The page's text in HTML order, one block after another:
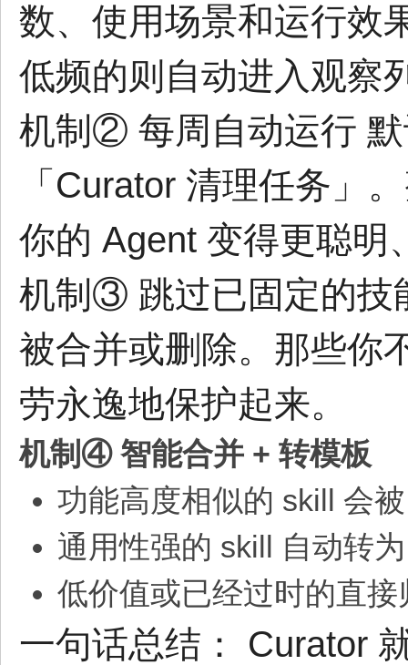
数、使用场景和运行效
低频的则自动进入观察
机制② 每周自动运行
「Curator 清理任务」
你的 Agent 变得更聪明
机制③ 跳过已固定的技
被合并或删除。那些你
劳永逸地保护起来。
机制④ 智能合并 + 转模板
功能高度相似的 skill 会
通用性强的 skill 自动转
低价值或已经过时的直接
一句话总结： Curator